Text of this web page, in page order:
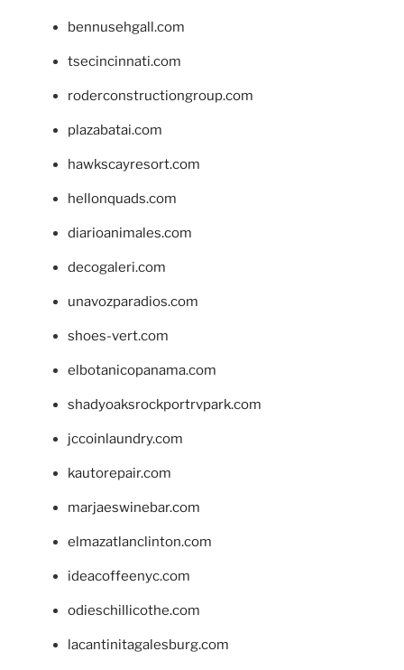
bennusehgall.com
tsecincinnati.com
roderconstructiongroup.com
plazabatai.com
hawkscayresort.com
hellonquads.com
diarioanimales.com
decogaleri.com
unavozparadios.com
shoes-vert.com
elbotanicopanama.com
shadyoaksrockportrvpark.com
jccoinlaundry.com
kautorepair.com
marjaeswinebar.com
elmazatlanclinton.com
ideacoffeenyc.com
odieschillicothe.com
lacantinitagalesburg.com